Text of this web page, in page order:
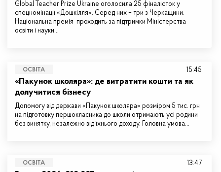
Global Teacher Prize Ukraine оголосила 25 фіналісток у
спецномінації «Дошкілля». Серед них – три з Черкащини.
Національна премія проходить за підтримки Міністерства
освіти і науки…
ОСВІТА
«Пакунок школяра»: де витратити кошти та як
долучитися бізнесу
Допомогу від держави «Пакунок школяра» розміром 5 тис. грн
на підготовку першокласника до школи отримають усі родини
без винятку, незалежно від їхнього доходу. Головна умова…
15:45
ОСВІТА 13:47